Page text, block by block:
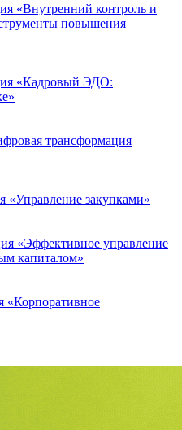
«Внутренний контроль и
повышения
«Кадровый ЭДО:
трансформация
«Управление закупками»
«Эффективное управление
капиталом»
«Корпоративное